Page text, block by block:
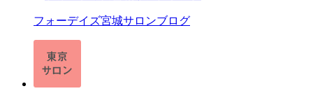
フォーデイズ宮城サロンブログ